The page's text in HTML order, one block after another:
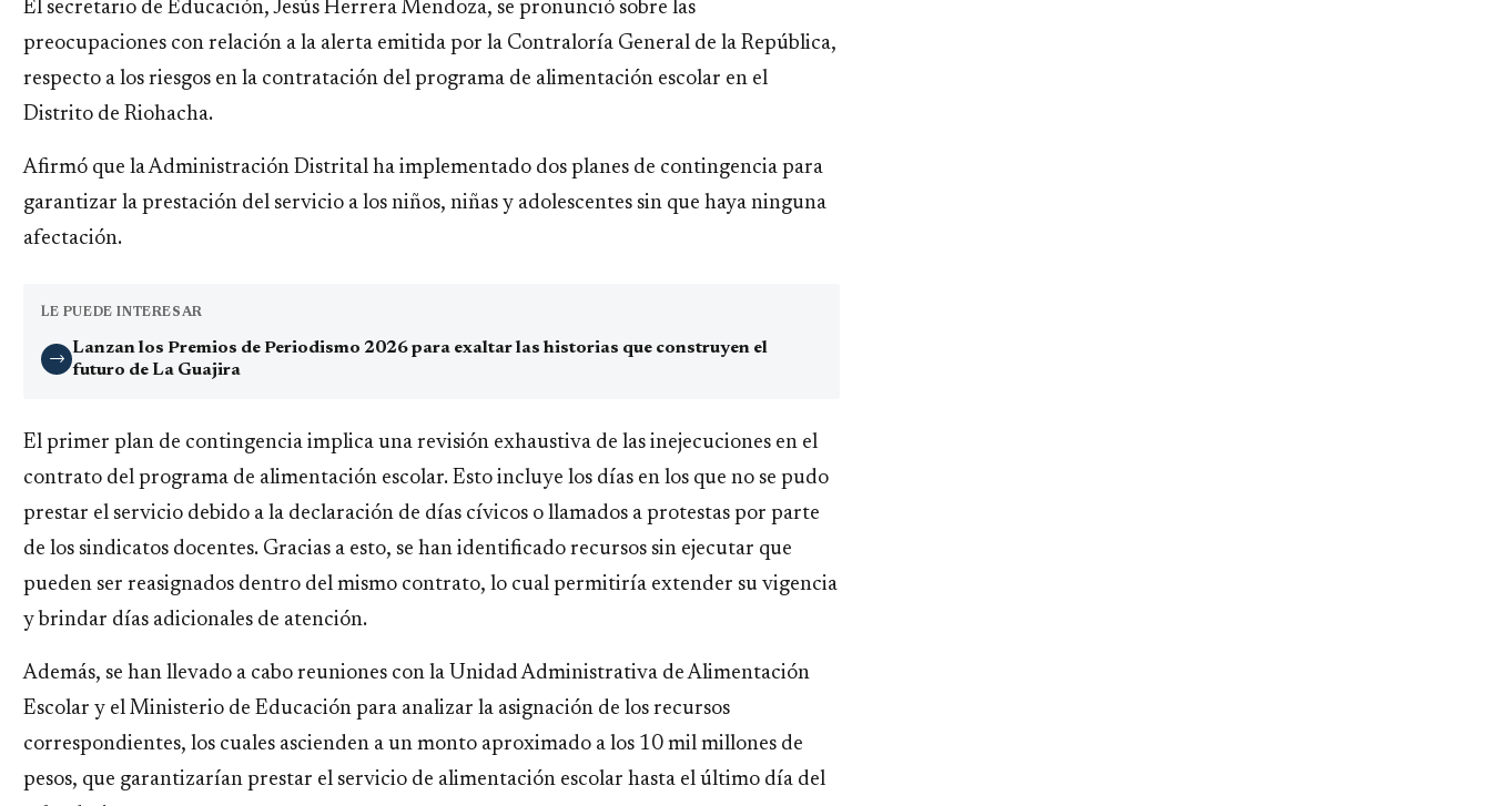
El secretario de Educación, Jesús Herrera Mendoza, se pronunció sobre las
preocupaciones con relación a la alerta emitida por la Contraloría General de la República,
respecto a los riesgos en la contratación del programa de alimentación escolar en el
Distrito de Riohacha.
Afirmó que la Administración Distrital ha implementado dos planes de contingencia para
garantizar la prestación del servicio a los niños, niñas y adolescentes sin que haya ninguna
afectación.
LE PUEDE INTERESAR
→
Lanzan los Premios de Periodismo 2026 para exaltar las historias que construyen el
futuro de La Guajira
El primer plan de contingencia implica una revisión exhaustiva de las inejecuciones en el
contrato del programa de alimentación escolar. Esto incluye los días en los que no se pudo
prestar el servicio debido a la declaración de días cívicos o llamados a protestas por parte
de los sindicatos docentes. Gracias a esto, se han identificado recursos sin ejecutar que
pueden ser reasignados dentro del mismo contrato, lo cual permitiría extender su vigencia
y brindar días adicionales de atención.
Además, se han llevado a cabo reuniones con la Unidad Administrativa de Alimentación
Escolar y el Ministerio de Educación para analizar la asignación de los recursos
correspondientes, los cuales ascienden a un monto aproximado a los 10 mil millones de
pesos, que garantizarían prestar el servicio de alimentación escolar hasta el último día del